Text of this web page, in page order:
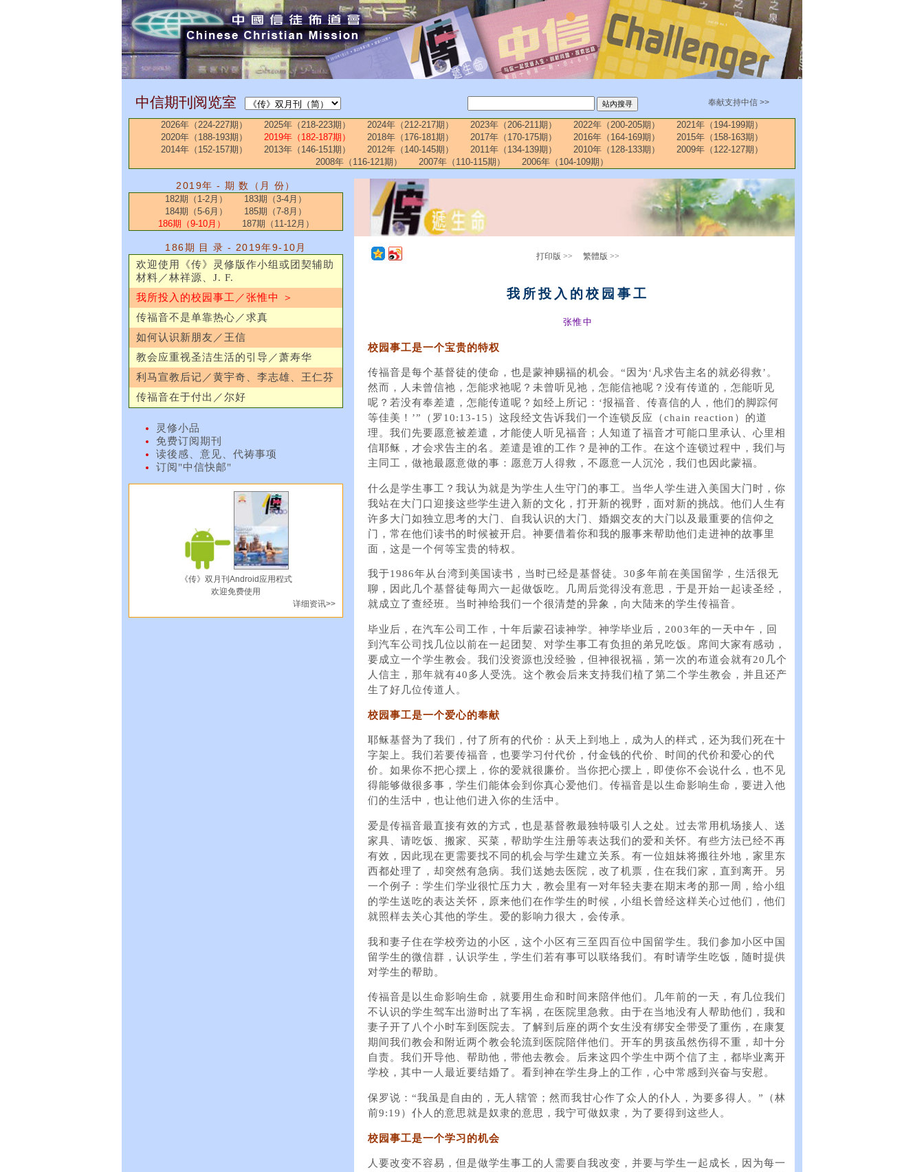
中信期刊阅览室 奉献支持中信 >>
2026年（224-227期） 2025年（218-223期） 2024年（212-217期） 2023年（206-211期） 2022年（200-205期）
2021年（194-199期）
2020年（188-193期）
2019年（182-187期） 2018年（176-181期） 2017年（170-175期） 2016年（164-169期）
2015年（158-163期）
2014年（152-157期）
2013年（146-151期） 2012年（140-145期） 2011年（134-139期） 2010年（128-133期）
2009年（122-127期）
2008年（116-121期）
2007年（110-115期） 2006年（104-109期）
2019年 - 期 数（月 份）
182期（1-2月）
183期（3-4月）
184期（5-6月）
185期（7-8月）
186期（9-10月）
187期（11-12月）
186期 目 录 - 2019年9-10月
欢迎使用《传》灵修版作小组或团契辅助
材料／林祥源、J. F.
我所投入的校园事工／张惟中 ＞
传福音不是单靠热心／求真
如何认识新朋友／王信
教会应重视圣洁生活的引导／萧寿华
利马宣教后记／黄宇奇、李志雄、王仁芬
传福音在于付出／尔好
灵修小品
免费订阅期刊
读後感、意见、代祷事项
订阅"中信快邮"
《传》双月刊Android应用程式
欢迎免费使用
详细资讯>>
打印版 >> 繁體版 >>
我所投入的校园事工
张惟中
校园事工是一个宝贵的特权
传福音是每个基督徒的使命，也是蒙神赐福的机会。“因为‘凡求告主名的就必得救’。
然而，人未曾信祂，怎能求祂呢？未曾听见祂，怎能信祂呢？没有传道的，怎能听见
呢？若没有奉差遣，怎能传道呢？如经上所记：‘报福音、传喜信的人，他们的脚踪何
等佳美！’”（罗10:13-15）这段经文告诉我们一个连锁反应（chain reaction）的道
理。我们先要愿意被差遣，才能使人听见福音；人知道了福音才可能口里承认、心里相
信耶稣，才会求告主的名。差遣是谁的工作？是神的工作。在这个连锁过程中，我们与
主同工，做祂最愿意做的事：愿意万人得救，不愿意一人沉沦，我们也因此蒙福。
什么是学生事工？我认为就是为学生人生守门的事工。当华人学生进入美国大门时，你
我站在大门口迎接这些学生进入新的文化，打开新的视野，面对新的挑战。他们人生有
许多大门如独立思考的大门、自我认识的大门、婚姻交友的大门以及最重要的信仰之
门，常在他们读书的时候被开启。神要借着你和我的服事来帮助他们走进神的故事里
面，这是一个何等宝贵的特权。
我于1986年从台湾到美国读书，当时已经是基督徒。30多年前在美国留学，生活很无
聊，因此几个基督徒每周六一起做饭吃。几周后觉得没有意思，于是开始一起读圣经，
就成立了查经班。当时神给我们一个很清楚的异象，向大陆来的学生传福音。
毕业后，在汽车公司工作，十年后蒙召读神学。神学毕业后，2003年的一天中午，回
到汽车公司找几位以前在一起团契、对学生事工有负担的弟兄吃饭。席间大家有感动，
要成立一个学生教会。我们没资源也没经验，但神很祝福，第一次的布道会就有20几个
人信主，那年就有40多人受洗。这个教会后来支持我们植了第二个学生教会，并且还产
生了好几位传道人。
校园事工是一个爱心的奉献
耶稣基督为了我们，付了所有的代价：从天上到地上，成为人的样式，还为我们死在十
字架上。我们若要传福音，也要学习付代价，付金钱的代价、时间的代价和爱心的代
价。如果你不把心摆上，你的爱就很廉价。当你把心摆上，即使你不会说什么，也不见
得能够做很多事，学生们能体会到你真心爱他们。传福音是以生命影响生命，要进入他
们的生活中，也让他们进入你的生活中。
爱是传福音最直接有效的方式，也是基督教最独特吸引人之处。过去常用机场接人、送
家具、请吃饭、搬家、买菜，帮助学生注册等表达我们的爱和关怀。有些方法已经不再
有效，因此现在更需要找不同的机会与学生建立关系。有一位姐妹将搬往外地，家里东
西都处理了，却突然有急病。我们送她去医院，改了机票，住在我们家，直到离开。另
一个例子：学生们学业很忙压力大，教会里有一对年轻夫妻在期末考的那一周，给小组
的学生送吃的表达关怀，原来他们在作学生的时候，小组长曾经这样关心过他们，他们
就照样去关心其他的学生。爱的影响力很大，会传承。
我和妻子住在学校旁边的小区，这个小区有三至四百位中国留学生。我们参加小区中国
留学生的微信群，认识学生，学生们若有事可以联络我们。有时请学生吃饭，随时提供
对学生的帮助。
传福音是以生命影响生命，就要用生命和时间来陪伴他们。几年前的一天，有几位我们
不认识的学生驾车出游时出了车祸，在医院里急救。由于在当地没有人帮助他们，我和
妻子开了八个小时车到医院去。了解到后座的两个女生没有绑安全带受了重伤，在康复
期间我们教会和附近两个教会轮流到医院陪伴他们。开车的男孩虽然伤得不重，却十分
自责。我们开导他、帮助他，带他去教会。后来这四个学生中两个信了主，都毕业离开
学校，其中一人最近要结婚了。看到神在学生身上的工作，心中常感到兴奋与安慰。
保罗说：“我虽是自由的，无人辖管；然而我甘心作了众人的仆人，为要多得人。”（林
前9:19）仆人的意思就是奴隶的意思，我宁可做奴隶，为了要得到这些人。
校园事工是一个学习的机会
人要改变不容易，但是做学生事工的人需要自我改变，并要与学生一起成长，因为每一